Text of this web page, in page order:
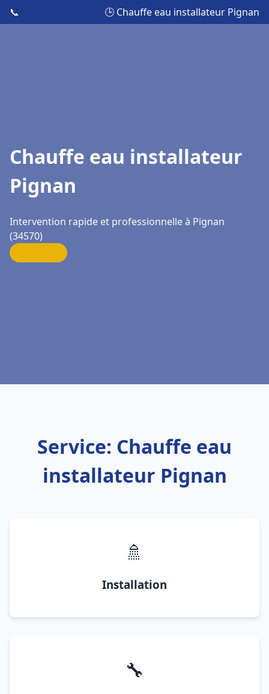
📞 🕒 Chauffe eau installateur Pignan
Chauffe eau installateur
Pignan
Intervention rapide et professionnelle à Pignan
(34570)
Service: Chauffe eau
installateur Pignan
🚿
Installation
🔧